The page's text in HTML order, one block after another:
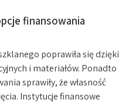
finansowania
poprawiła się dzięki
i materiałów. Ponadto
sprawiły, że własność
Instytucje finansowe